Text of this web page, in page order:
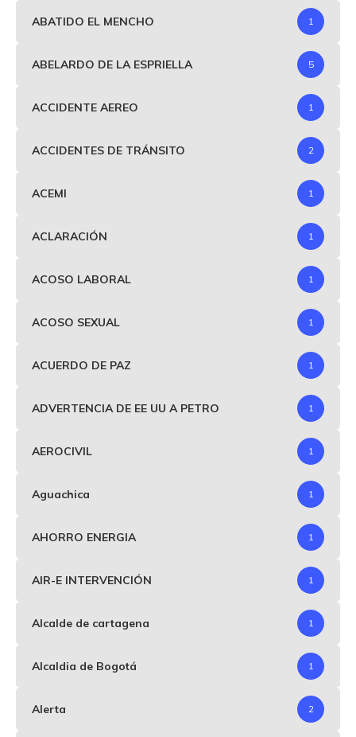
ABATIDO EL MENCHO 1
ABELARDO DE LA ESPRIELLA 5
ACCIDENTE AEREO 1
ACCIDENTES DE TRÁNSITO 2
ACEMI 1
ACLARACIÓN 1
ACOSO LABORAL 1
ACOSO SEXUAL 1
ACUERDO DE PAZ 1
ADVERTENCIA DE EE UU A PETRO 1
AEROCIVIL 1
Aguachica 1
AHORRO ENERGIA 1
AIR-E INTERVENCIÓN 1
Alcalde de cartagena 1
Alcaldia de Bogotá 1
Alerta 2